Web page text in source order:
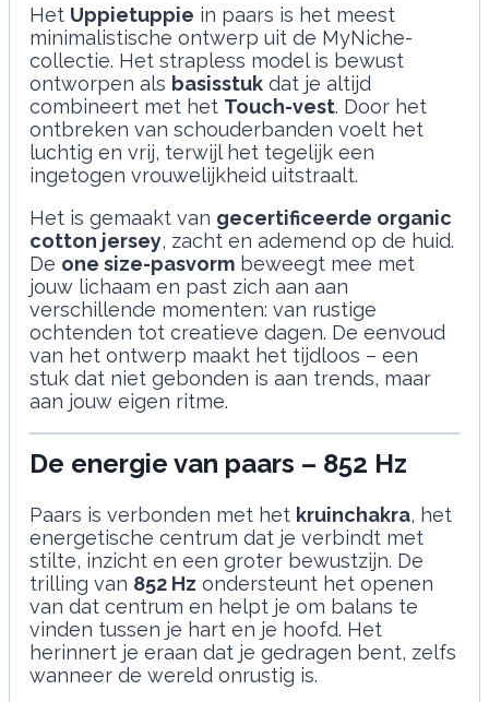
Het Uppietuppie in paars is het meest
minimalistische ontwerp uit de MyNiche-
collectie. Het strapless model is bewust
ontworpen als basisstuk dat je altijd
combineert met het Touch-vest. Door het
ontbreken van schouderbanden voelt het
luchtig en vrij, terwijl het tegelijk een
ingetogen vrouwelijkheid uitstraalt.
Het is gemaakt van gecertificeerde organic
cotton jersey, zacht en ademend op de huid.
De one size-pasvorm beweegt mee met
jouw lichaam en past zich aan aan
verschillende momenten: van rustige
ochtenden tot creatieve dagen. De eenvoud
van het ontwerp maakt het tijdloos – een
stuk dat niet gebonden is aan trends, maar
aan jouw eigen ritme.
De energie van paars – 852 Hz
Paars is verbonden met het kruinchakra, het
energetische centrum dat je verbindt met
stilte, inzicht en een groter bewustzijn. De
trilling van 852 Hz ondersteunt het openen
van dat centrum en helpt je om balans te
vinden tussen je hart en je hoofd. Het
herinnert je eraan dat je gedragen bent, zelfs
wanneer de wereld onrustig is.